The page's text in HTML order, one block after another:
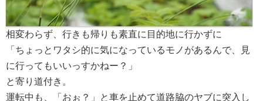
相変わらず、行きも帰りも素直に目的地に行かずに
「ちょっとワタシ的に気になっているモノがあるんで、見
に行ってもいいっすかねー？」
と寄り道付き。
運転中も、「おぉ？」と車を止めて道路脇のヤブに突入し